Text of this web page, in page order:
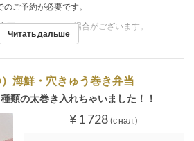
ご予約が必要です。
更させていただく場合がございます。
』を注文下さい。
Читать дальше
）海鮮・穴きゅう巻き弁当
類の太巻き入れちゃいました！！
¥ 1 728 (с нал.)